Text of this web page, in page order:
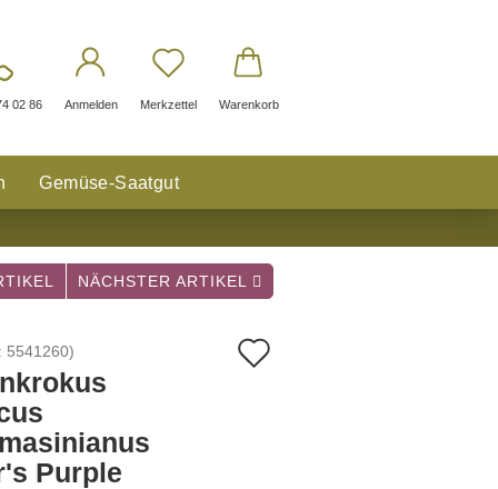
02 86 Anmelden Merkzettel Warenkorb
Gemüse-Saatgut
NÄCHSTER ARTIKEL
5541260)
Purple